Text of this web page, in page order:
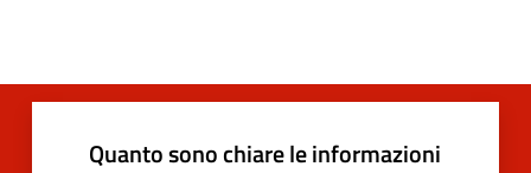
Quanto sono chiare le informazioni